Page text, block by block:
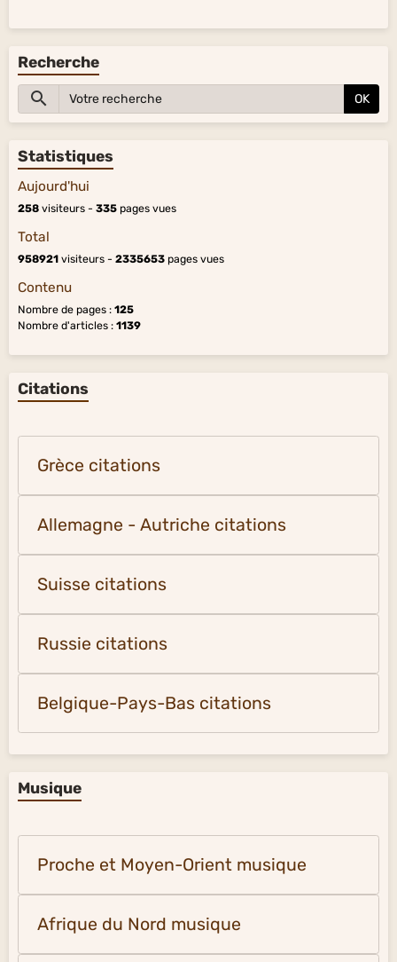
Recherche
OK
Statistiques
Aujourd'hui
258 visiteurs - 335 pages vues
Total
958921 visiteurs - 2335653 pages vues
Contenu
Nombre de pages : 125
Nombre d'articles : 1139
Citations
Grèce citations
Allemagne - Autriche citations
Suisse citations
Russie citations
Belgique-Pays-Bas citations
Musique
Proche et Moyen-Orient musique
Afrique du Nord musique